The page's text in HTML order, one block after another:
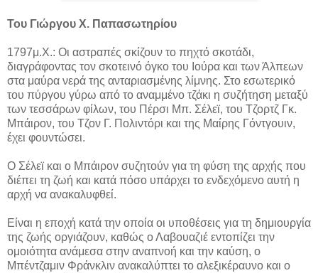
Του Γιώργου X. Παπασωτηρίου
1797μ.Χ.: Οι αστραπές σκίζουν το πηχτό σκοτάδι,
διαγράφοντας τον σκοτεινό όγκο του Ιούρα και των Άλπεων
στα μαύρα νερά της ανταριασμένης λίμνης. Στο εσωτερικό
του πύργου γύρω από το αναμμένο τζάκι η συζήτηση μεταξύ
των τεσσάρων φίλων, του Πέρσι Μπ. Σέλεϊ, του Τζορτζ Γκ.
Μπάιρον, του Τζον Γ. Πολιντόρι και της Μαίρης Γόντγουιν,
έχει φουντώσει.
Ο Σέλεϊ και ο Μπάιρον συζητούν για τη φύση της αρχής που
διέπει τη ζωή και κατά πόσο υπάρχει το ενδεχόμενο αυτή η
αρχή να ανακαλυφθεί.
Είναι η εποχή κατά την οποία οι υποθέσεις για τη δημιουργία
της ζωής οργιάζουν, καθώς ο Λαβουαζιέ εντοπίζει την
ομοιότητα ανάμεσα στην αναπνοή και την καύση, ο
Μπέντζαμιν Φράνκλιν ανακαλύπτει το αλεξικέραυνο και ο